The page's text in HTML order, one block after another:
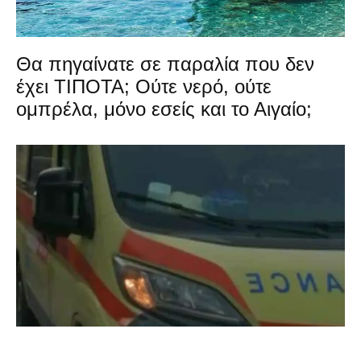
Θα πηγαίνατε σε παραλία που δεν
έχει ΤΙΠΟΤΑ; Ούτε νερό, ούτε
ομπρέλα, μόνο εσείς και το Αιγαίο;